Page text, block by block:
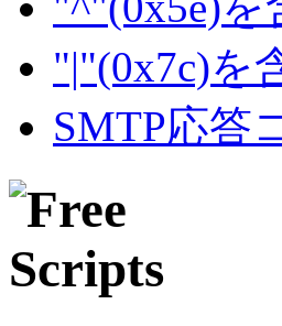
"|"(0x7c)を
SMTP応答